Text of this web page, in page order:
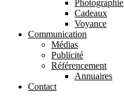
Photographie
Cadeaux
Voyance
Communication
Médias
Publicité
Référencement
Annuaires
Contact